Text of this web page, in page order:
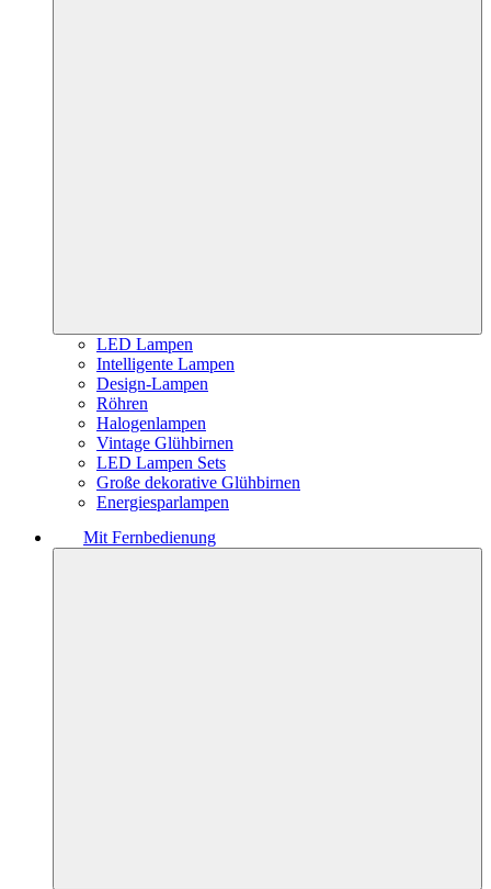
LED Lampen
Intelligente Lampen
Design-Lampen
Röhren
Halogenlampen
Vintage Glühbirnen
LED Lampen Sets
Große dekorative Glühbirnen
Energiesparlampen
Mit Fernbedienung